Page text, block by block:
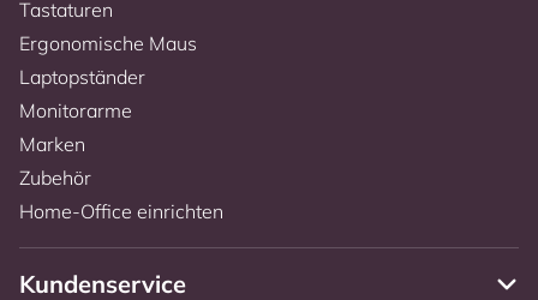
Tastaturen
Ergonomische Maus
Laptopständer
Monitorarme
Marken
Zubehör
Home-Office einrichten
Kundenservice